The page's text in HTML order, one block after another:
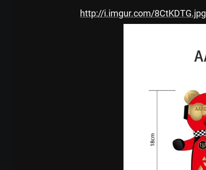
http://i.imgur.com/8CtKDTG.jpg